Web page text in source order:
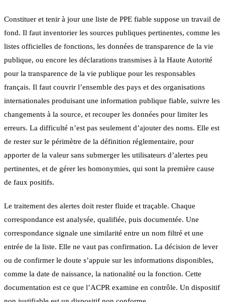
Constituer et tenir à jour une liste de PPE fiable suppose un travail de
fond. Il faut inventorier les sources publiques pertinentes, comme les
listes officielles de fonctions, les données de transparence de la vie
publique, ou encore les déclarations transmises à la Haute Autorité
pour la transparence de la vie publique pour les responsables
français. Il faut couvrir l’ensemble des pays et des organisations
internationales produisant une information publique fiable, suivre les
changements à la source, et recouper les données pour limiter les
erreurs. La difficulté n’est pas seulement d’ajouter des noms. Elle est
de rester sur le périmètre de la définition réglementaire, pour
apporter de la valeur sans submerger les utilisateurs d’alertes peu
pertinentes, et de gérer les homonymies, qui sont la première cause
de faux positifs.
Le traitement des alertes doit rester fluide et traçable. Chaque
correspondance est analysée, qualifiée, puis documentée. Une
correspondance signale une similarité entre un nom filtré et une
entrée de la liste. Elle ne vaut pas confirmation. La décision de lever
ou de confirmer le doute s’appuie sur les informations disponibles,
comme la date de naissance, la nationalité ou la fonction. Cette
documentation est ce que l’ACPR examine en contrôle. Un dispositif